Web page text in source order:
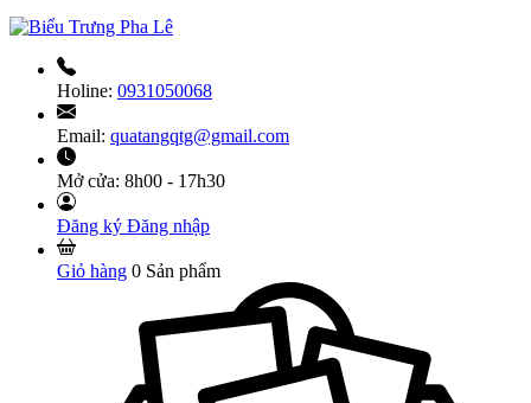
Holine: 0931050068
Email: quatangqtg@gmail.com
Mở cửa: 8h00 - 17h30
Đăng ký Đăng nhập
Giỏ hàng 0 Sản phẩm